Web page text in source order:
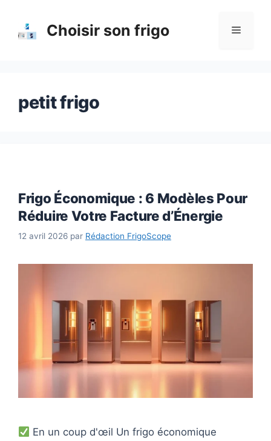
contenu
Choisir son frigo Menu
petit frigo
Frigo Économique : 6 Modèles Pour
Réduire Votre Facture d’Énergie
12 avril 2026 par Rédaction FrigoScope
En un coup d'œil Un frigo économique